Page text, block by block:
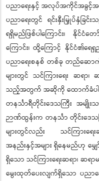
ပညာရေးနှင့် အလုပ်အကိုင်အခွင့်အလ
ပညာရေးတွင် ရင်းနှီးမြှုပ်နှံခ
ရရှိမည်ဖြစ်ပါကြောင်း၊ နိုင်ငံ
ကြောင်း၊ ထို့ကြောင့် နိုင်ငံ၏
ပညာရေးစနစ် တစ်ခု တည်ဆော
များတွင် သင်ကြားရေး ဆရ
သည့်အတွက် အဆိုကို ထောက်ခံပါက
တနင်္သာရီတိုင်းဒေသကြီး အမ
ဉာဏ်ထွန်းက တနင်္သာ တိုင်းဒေသက
များတွင်လည်း သင်ကြားရ
အနည်းနှင့်အများ ရှိနေမည်ဟု မျှ
ရှိသော သင်ကြားရေးဆရာ၊ ဆရ
မွေးထုတ်ပေးလျက်ရှိသော ပညာရ